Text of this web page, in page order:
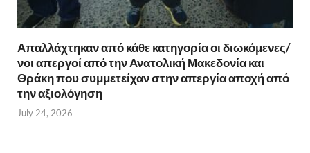
Απαλλάχτηκαν από κάθε κατηγορία οι διωκόμενες/
νοι απεργοί από την Ανατολική Μακεδονία και
Θράκη που συμμετείχαν στην απεργία αποχή από
την αξιολόγηση
July 24, 2026